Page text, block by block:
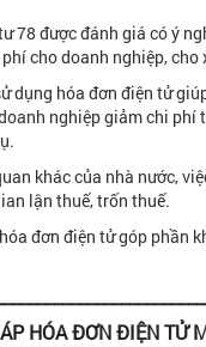
78 được đánh giá có ý
cho doanh nghiệp, cho
dụng hóa đơn điện tử
nghiệp giảm chi
khác của nhà nước,
lận thuế, trốn thuế.
đơn điện tử góp phần
HÓA ĐƠN ĐIỆN TỬ